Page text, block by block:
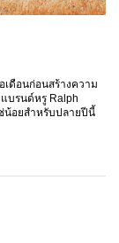
เดือนก่อนสร้างความ
บรนด์หรู Ralph
น้อยสำหรับปลายปีนี้